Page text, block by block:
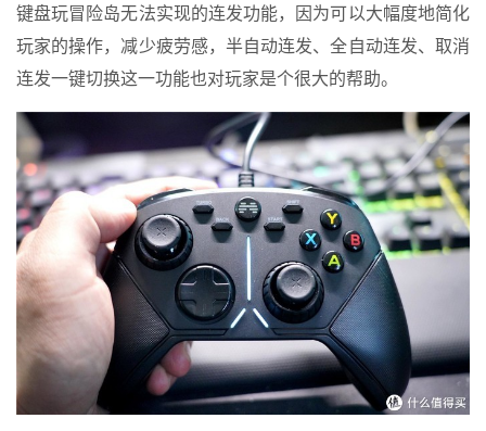
键盘玩冒险岛无法实现的连发功能，因为可以大幅度地简化
玩家的操作，减少疲劳感，半自动连发、全自动连发、取消
连发一键切换这一功能也对玩家是个很大的帮助。